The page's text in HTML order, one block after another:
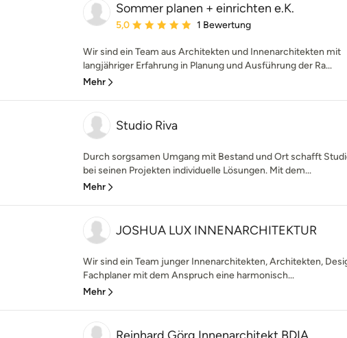
Sommer planen + einrichten e.K.
Durchschnittliche Bewertung: 5 von 5 Sternen
5,0 1 Bewertung
Wir sind ein Team aus Architekten und Innenarchitekten mit
langjähriger Erfahrung in Planung und Ausführung der Ra...
Mehr
Studio Riva
Durch sorgsamen Umgang mit Bestand und Ort schafft
bei seinen Projekten individuelle Lösungen. Mit dem...
Mehr
JOSHUA LUX INNENARCHITEKTUR
Wir sind ein Team junger Innenarchitekten, Architekten,
Fachplaner mit dem Anspruch eine harmonisch...
Mehr